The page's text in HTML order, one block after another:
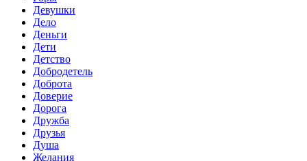
Девушки
Дело
Деньги
Дети
Детство
Добродетель
Доброта
Доверие
Дорога
Дружба
Друзья
Душа
Желания